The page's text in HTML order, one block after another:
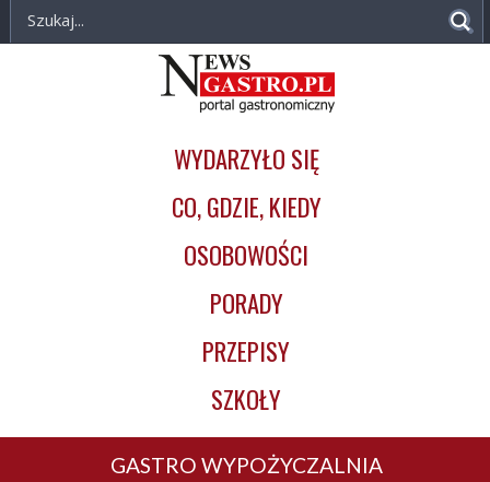
Przejdź do treści
NewsGastro.pl
gastronomiczny
WYDARZYŁO SIĘ
CO, GDZIE, KIEDY
OSOBOWOŚCI
PORADY
PRZEPISY
SZKOŁY
GASTRO WYPOŻYCZALNIA